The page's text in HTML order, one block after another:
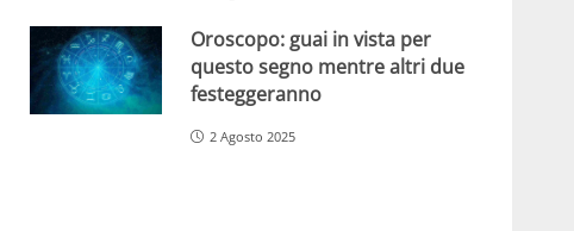
Oroscopo: guai in vista per
questo segno mentre altri due
festeggeranno
2 Agosto 2025